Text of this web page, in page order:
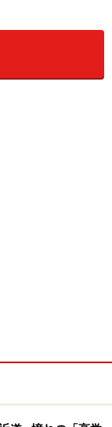
在しているの
あります。